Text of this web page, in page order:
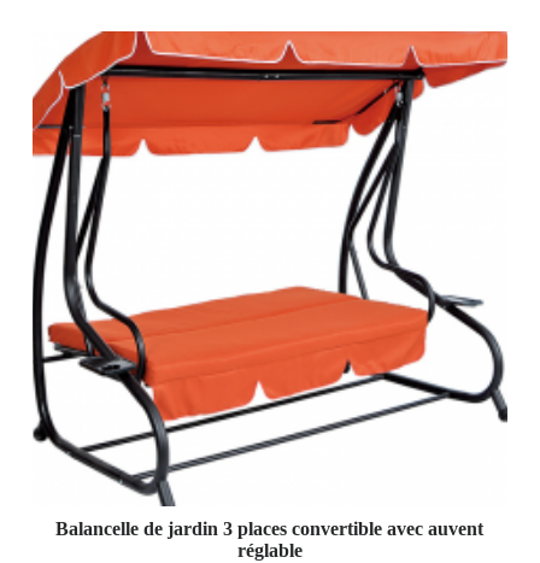
Balancelle de jardin 3 places convertible avec auvent
réglable